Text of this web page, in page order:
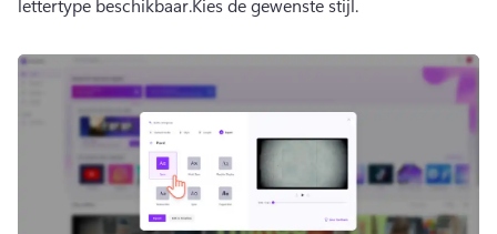
lettertype beschikbaar.Kies de gewenste stijl.